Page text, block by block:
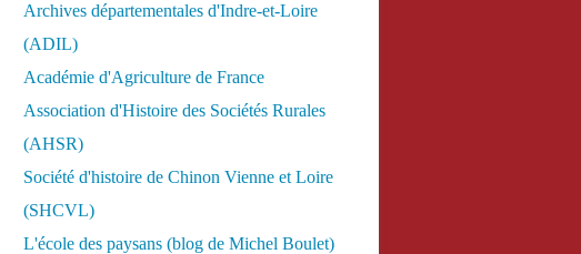
Archives départementales d'Indre-et-Loire
(ADIL)
Académie d'Agriculture de France
Association d'Histoire des Sociétés Rurales
(AHSR)
Société d'histoire de Chinon Vienne et Loire
(SHCVL)
L'école des paysans (blog de Michel Boulet)